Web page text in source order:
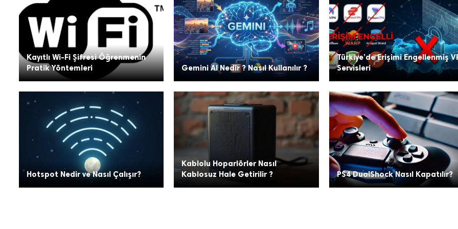
Kayıtlı Wi-Fi Şifresi Öğrenmenin
Pratik Yöntemleri
Gemini AI Nedir ? Nasıl Kullanılır ?
Türkiye’de Erişimi Engellenmiş
Servisleri
Hotspot Nedir ve Nasıl Çalışır?
Kablolu Hoparlörler Nasıl
Kablosuz Hale Getirilir ?
PS4 DualShock Nasıl Kapatılır?